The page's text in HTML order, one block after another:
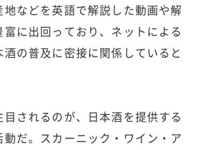
などを英語で解説した動画や解
に出回っており、ネットによる
の普及に密接に関係していると
されるのが、日本酒を提供する
だ。スカーニック・ワイン・ア